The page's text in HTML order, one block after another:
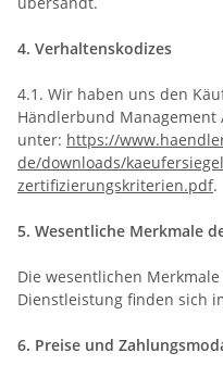
4. Verhaltenskodizes
4.1. Wir haben uns den
Händlerbund
unter: https://
de/downloads/
zertifizierungskriterien.pdf.
5. Wesentliche Merkmale
Die wesentlichen
Dienstleistung finden sich
6. Preise und